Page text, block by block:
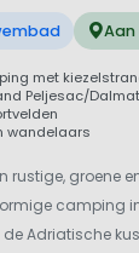
Aan
met
Peljesac/
wandelaars
rustige, groene
camping
Adriatische